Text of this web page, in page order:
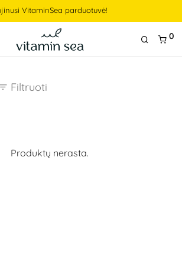
VitaminSea parduotuvė!
0
Filtruoti
Produktų nerasta.